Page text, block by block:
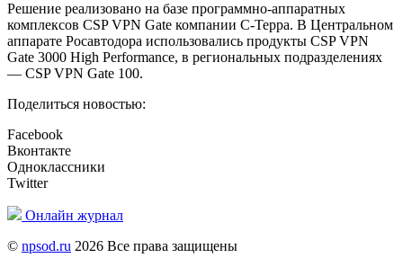
Решение реализовано на базе программно-аппаратных
комплексов CSP VPN Gate компании С-Терра. В Центральном
аппарате Росавтодора использовались продукты CSP VPN
Gate 3000 High Performance, в региональных подразделениях
— CSP VPN Gate 100.
Поделиться новостью:
Facebook
Вконтакте
Одноклассники
Twitter
Онлайн журнал
© npsod.ru 2026 Все права защищены